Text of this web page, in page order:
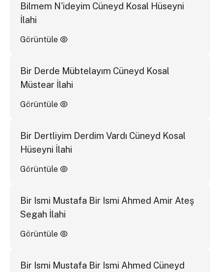
Bilmem N'ideyim Cüneyd Kosal Hüseyni
İlahi
Görüntüle
Bir Derde Mübtelayım Cüneyd Kosal
Müstear İlahi
Görüntüle
Bir Dertliyim Derdim Vardı Cüneyd Kosal
Hüseyni İlahi
Görüntüle
Bir Ismi Mustafa Bir Ismi Ahmed Amir Ateş
Segah İlahi
Görüntüle
Bir Ismi Mustafa Bir Ismi Ahmed Cüneyd